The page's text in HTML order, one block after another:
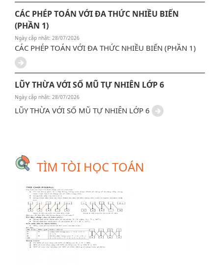
CÁC PHÉP TOÁN VỚI ĐA THỨC NHIỀU BIẾN
(PHẦN 1)
Ngày cập nhật: 28/07/2026
CÁC PHÉP TOÁN VỚI ĐA THỨC NHIỀU BIẾN (PHẦN 1)
LŨY THỪA VỚI SỐ MŨ TỰ NHIÊN LỚP 6
Ngày cập nhật: 28/07/2026
LŨY THỪA VỚI SỐ MŨ TỰ NHIÊN LỚP 6
TÌM TÒI HỌC TOÁN